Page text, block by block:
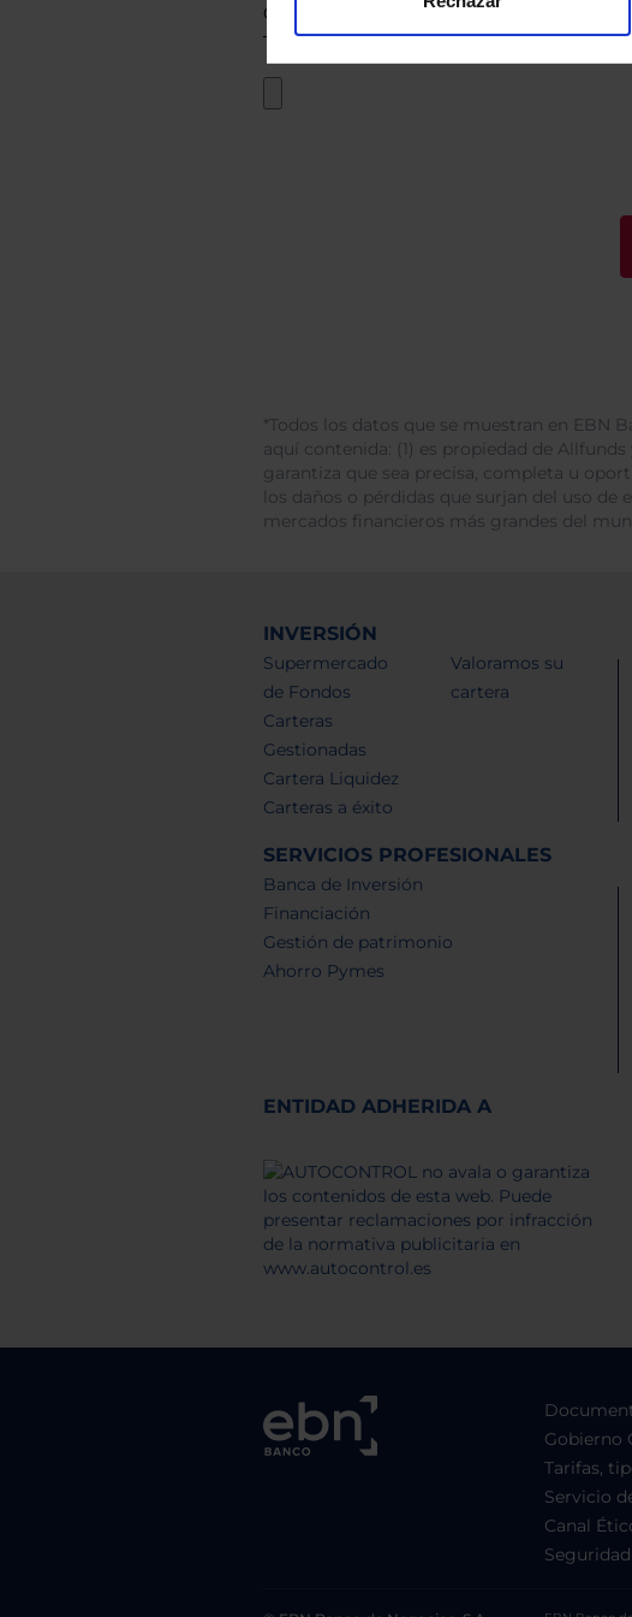
*Todos los datos que se muestran en EBN
aquí contenida: (1) es propiedad de
garantiza que sea precisa, completa u
los daños o pérdidas que surjan del uso
mercados financieros más grandes del
INVERSIÓN
Supermercado
de Fondos
Carteras
Gestionadas
Cartera Liquidez
Carteras a éxito
Valoramos su
cartera
SERVICIOS PROFESIONALES
Banca de Inversión
Financiación
Gestión de patrimonio
Ahorro Pymes
ENTIDAD ADHERIDA A
Gobierno
Tarifas,
Servicio
Canal